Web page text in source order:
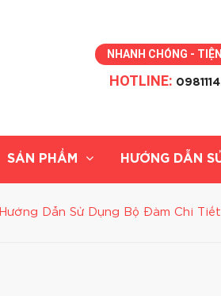
NHANH CHÓNG -
HOTLINE:
SẢN PHẨM HƯỚNG DẪN
Hướng Dẫn Sử Dụng Bộ Đàm Chi Tiết